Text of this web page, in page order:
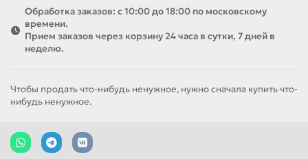
Обработка заказов: с 10:00 до 18:00 по московскому
времени.
Прием заказов через корзину 24 часа в сутки, 7 дней в
неделю.
Чтобы продать что-нибудь ненужное, нужно сначала купить что-
нибудь ненужное.